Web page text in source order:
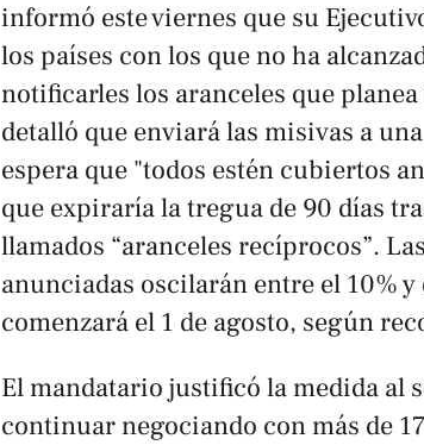
informó este viernes que su
los países con los que no ha
notificarles los aranceles que
detalló que enviará las misivas a
espera que "todos estén cubiertos
que expiraría la tregua de 90 días
llamados “aranceles recíprocos”.
anunciadas oscilarán entre el 10%
comenzará el 1 de agosto, según
El mandatario justificó la medida al
continuar negociando con más de